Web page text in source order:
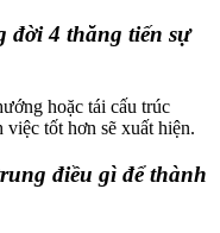
đời 4 thăng tiến sự
hoặc tái cấu trúc
tốt hơn sẽ xuất hiện.
điều gì để thành